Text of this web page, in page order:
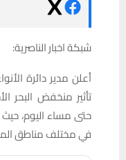
شبكة اخبار الناصرية:
أعلن مدير دائرة
تأثير منخفض البحر
حتى مساء اليوم،
في مختلف مناطق